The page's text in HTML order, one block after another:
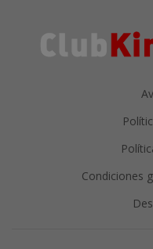
Condiciones